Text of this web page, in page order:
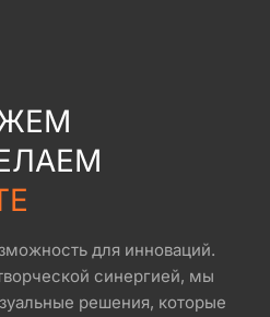
для инноваций.
синергией, мы
решения, которые